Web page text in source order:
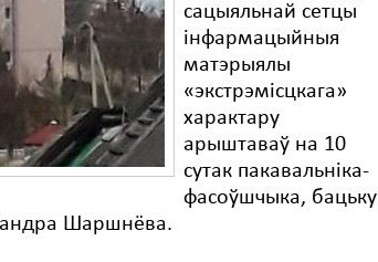
сацыяльнай сетцы
інфармацыйныя
матэрыялы
«экстрэмісцкага»
характару
арыштаваў на 10
сутак пакавальніка-
фасоўшчыка, бацьку
Шаршнёва.